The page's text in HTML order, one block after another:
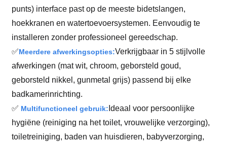
punts) interface past op de meeste bidetslangen,
hoekkranen en watertoevoersystemen. Eenvoudig te
installeren zonder professioneel gereedschap.
✅Meerdere afwerkingsopties:Verkrijgbaar in 5 stijlvolle
afwerkingen (mat wit, chroom, geborsteld goud,
geborsteld nikkel, gunmetal grijs) passend bij elke
badkamerinrichting.
✅ Multifunctioneel gebruik: Ideaal voor persoonlijke
hygiëne (reiniging na het toilet, vrouwelijke verzorging),
toiletreiniging, baden van huisdieren, babyverzorging,